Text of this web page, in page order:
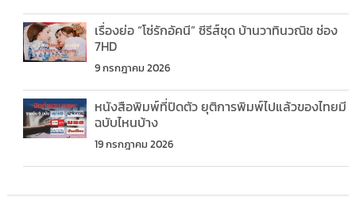
เรื่องย่อ “โซ่รักอัคนี” ซีรีส์ชุด บ้านวาทินวณิช ช่อง
7HD
9 กรกฎาคม 2026
หนังสือพิมพ์ที่ปิดตัว ยุติการพิมพ์ไปแล้วของไทยมี
ฉบับไหนบ้าง
19 กรกฎาคม 2026